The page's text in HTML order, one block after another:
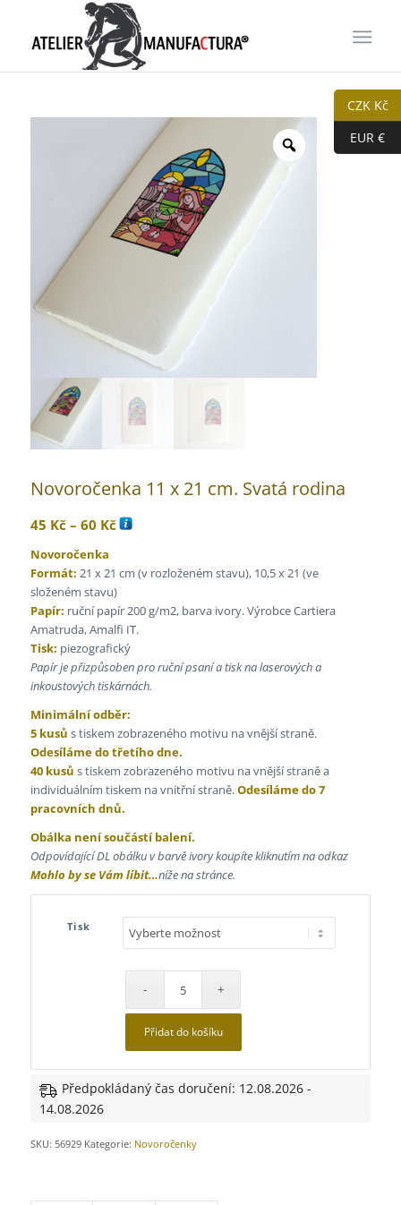
Novoročenka 11 x 21 cm. Svatá rodina
45 Kč – 60 KčRozpětí
45 Kč
až
60 Kč
Novoročenka
Formát: 21 x 21 cm (v rozloženém stavu), 10,5 x 21 (ve
složeném stavu)
Papír: ruční papír 200 g/m2, barva ivory. Výrobce Cartiera
Amatruda, Amalfi IT.
Tisk: piezografický
Papír je přizpůsoben pro ruční psaní a tisk na laserových a
inkoustových tiskárnách.
Minimální odběr:
5 kusů s tiskem zobrazeného motivu na vnější straně.
Odesíláme do třetího dne.
40 kusů s tiskem zobrazeného motivu na vnější straně a
individuálním tiskem na vnitřní straně.Odesíláme do 7
pracovních dnů.
Obálka není součástí balení.
Odpovídající DL obálku v barvě ivory koupíte kliknutím na odkaz
Mohlo by se Vám líbit…níže na stránce.
Tisk
Přidat do košíku
Předpokládaný čas doručení: 12.08.2026 -
14.08.2026
SKU: 56929 Kategorie: Novoročenky
CZK Kč
EUR €